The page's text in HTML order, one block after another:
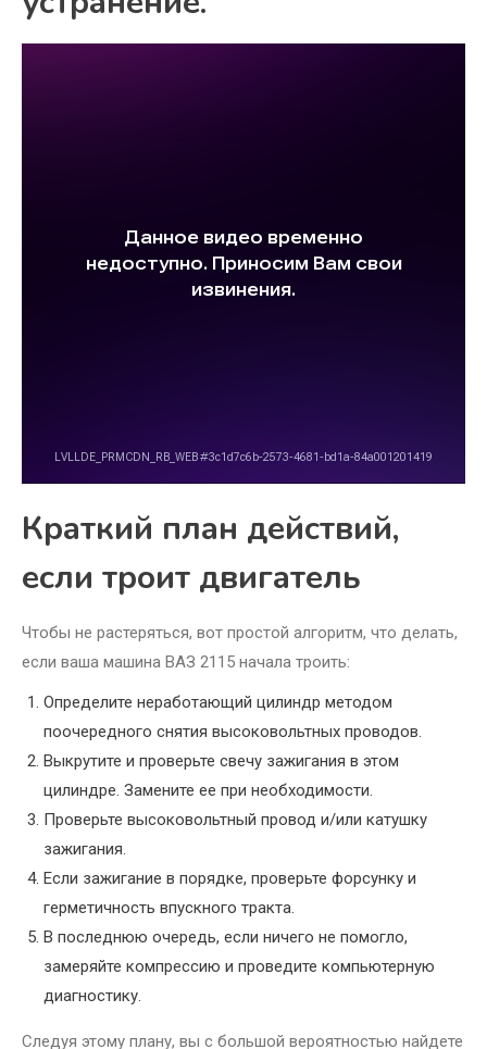
Краткий план действий,
если троит двигатель
Чтобы не растеряться, вот простой алгоритм, что делать,
если ваша машина ВАЗ 2115 начала троить:
Определите неработающий цилиндр методом
поочередного снятия высоковольтных проводов.
Выкрутите и проверьте свечу зажигания в этом
цилиндре. Замените ее при необходимости.
Проверьте высоковольтный провод и/или катушку
зажигания.
Если зажигание в порядке, проверьте форсунку и
герметичность впускного тракта.
В последнюю очередь, если ничего не помогло,
замеряйте компрессию и проведите компьютерную
диагностику.
Следуя этому плану, вы с большой вероятностью найдете